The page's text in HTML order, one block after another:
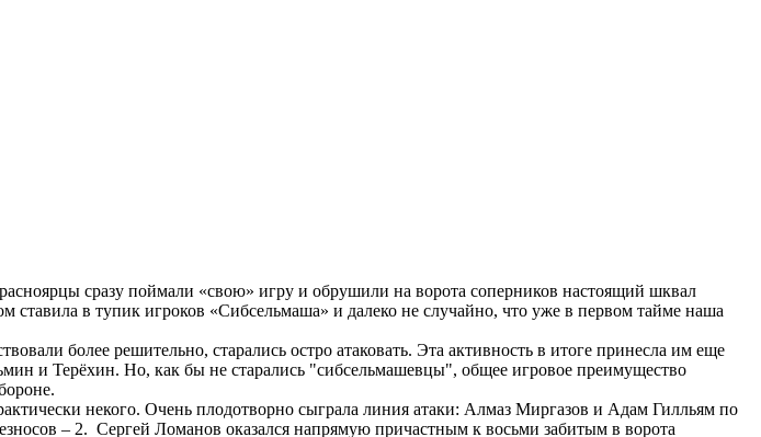
сразу поймали «свою» игру и обрушили на ворота соперников настоящий шквал
ставила в тупик игроков «Сибсельмаша» и далеко не случайно, что уже в первом тайме наша
более решительно, старались остро атаковать. Эта активность в итоге принесла им еще
и Терёхин. Но, как бы не старались "сибсельмашевцы", общее игровое преимущество
некого. Очень плодотворно сыграла линия атаки: Алмаз Миргазов и Адам Гилльям по
– 2. Сергей Ломанов оказался напрямую причастным к восьми забитым в ворота